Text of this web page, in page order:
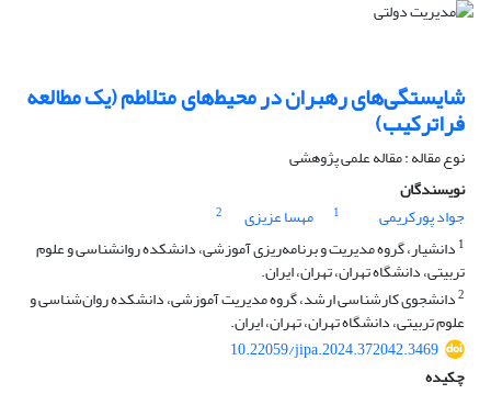
شایستگی‌های رهبران در محیط‌های متلاطم (یک مطالعه
فراترکیب)
نوع مقاله : مقاله علمی پژوهشی
نویسندگان
جواد پورکریمی
1 مهسا عزیزی
2
1 دانشیار، گروه مدیریت و برنامه‌ریزی آموزشی، دانشکده روان‏شناسی و علوم
تربیتی، دانشگاه تهران، تهران، ایران.
2دانشجوی کارشناسی ارشد، گروه مدیریت آموزشی، دانشکده روان‌شناسی و
علوم تربیتی، دانشگاه تهران، تهران، ایران.
10.22059/jipa.2024.372042.3469
چکیده